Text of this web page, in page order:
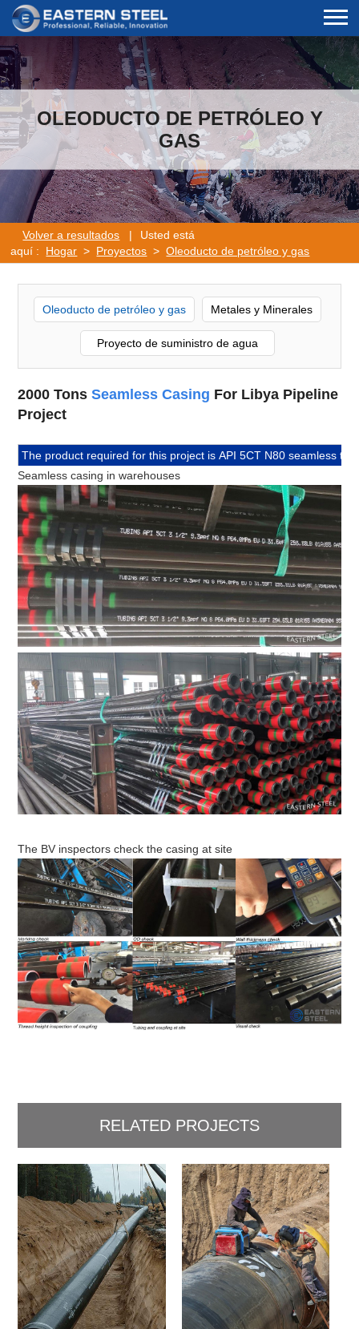
OLEODUCTO DE PETRÓLEO Y
GAS
Volver a resultados |
Usted está
aquí : Hogar > Proyectos >Oleoducto de petróleo y gas
Oleoducto de petróleo y gas Metales y Minerales
Proyecto de suministro de agua
2000 TonsSeamless Casing For Libya Pipeline
Project
The product required for this project is API 5CT N80 seamless
Seamless casing in warehouses
The BV inspectors check the casing at site
RELATED PROJECTS